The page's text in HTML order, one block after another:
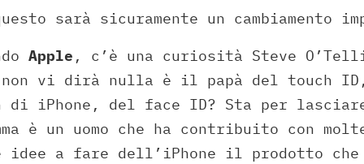
sarà sicuramente un cambiamento
Apple , c’è una curiosità Steve
non vi dirà nulla è il papà del touch
di iPhone, del face ID? Sta per
è un uomo che ha contribuito con
idee a fare dell’iPhone il prodotto che